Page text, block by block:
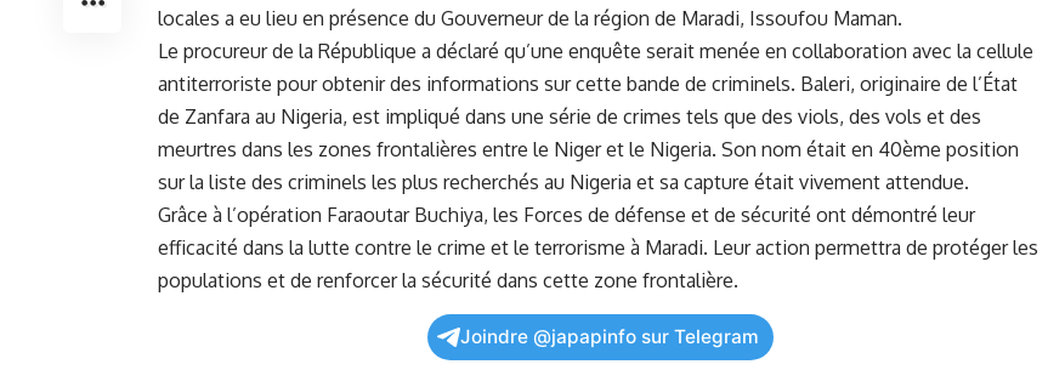
locales a eu⁢ lieu en présence du Gouverneur⁢ de la région de Maradi, Issoufou Maman.
Le procureur de la⁢ République a​ déclaré qu’une enquête⁢ serait‍ menée en ⁢collaboration avec ⁤la‌ cellule
antiterroriste pour obtenir des informations sur cette bande de criminels. Baleri, originaire de ⁤l’État
de​ Zanfara au Nigeria, est impliqué dans une série de crimes tels que des viols, ‍des vols et des
meurtres dans les zones frontalières entre le Niger et le Nigeria.‍ Son ‍nom était en 40ème position
sur ⁢la liste des‌ criminels les ‍plus recherchés au‌ Nigeria et sa capture était vivement attendue.
Grâce à l’opération Faraoutar ⁣Buchiya,⁤ les Forces⁣ de défense et de sécurité ont démontré leur
efficacité ‍dans la lutte contre le crime et le terrorisme à Maradi. ‌Leur action permettra de protéger les
populations et de renforcer la sécurité dans cette zone frontalière.
Joindre @japapinfo sur Telegram